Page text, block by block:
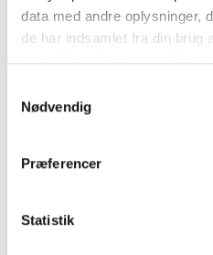
data med andre oplysninger,
de har indsamlet fra din brug
Nødvendig
Præferencer
Statistik